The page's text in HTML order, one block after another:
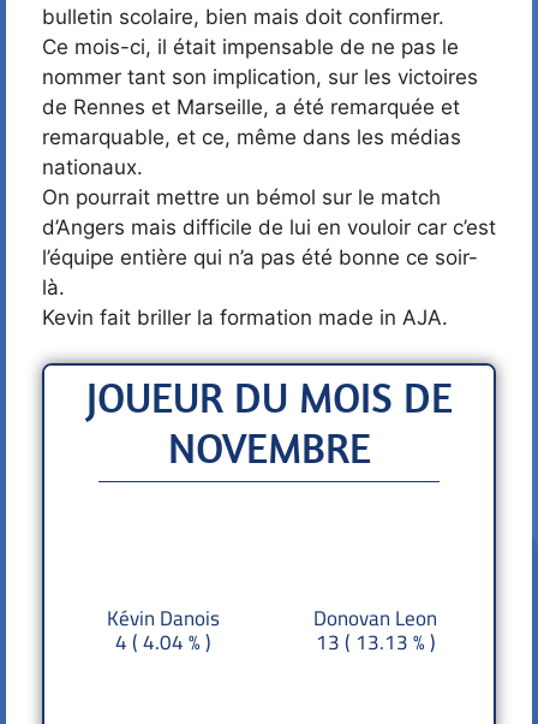
bulletin scolaire, bien mais doit confirmer.
Ce mois-ci, il était impensable de ne pas le
nommer tant son implication, sur les victoires
de Rennes et Marseille, a été remarquée et
remarquable, et ce, même dans les médias
nationaux.
On pourrait mettre un bémol sur le match
d’Angers mais difficile de lui en vouloir car c’est
l’équipe entière qui n’a pas été bonne ce soir-
là.
Kevin fait briller la formation made in AJA.
JOUEUR DU MOIS DE
NOVEMBRE
Kévin Danois
4 ( 4.04 % )
Donovan Leon
13 ( 13.13 % )